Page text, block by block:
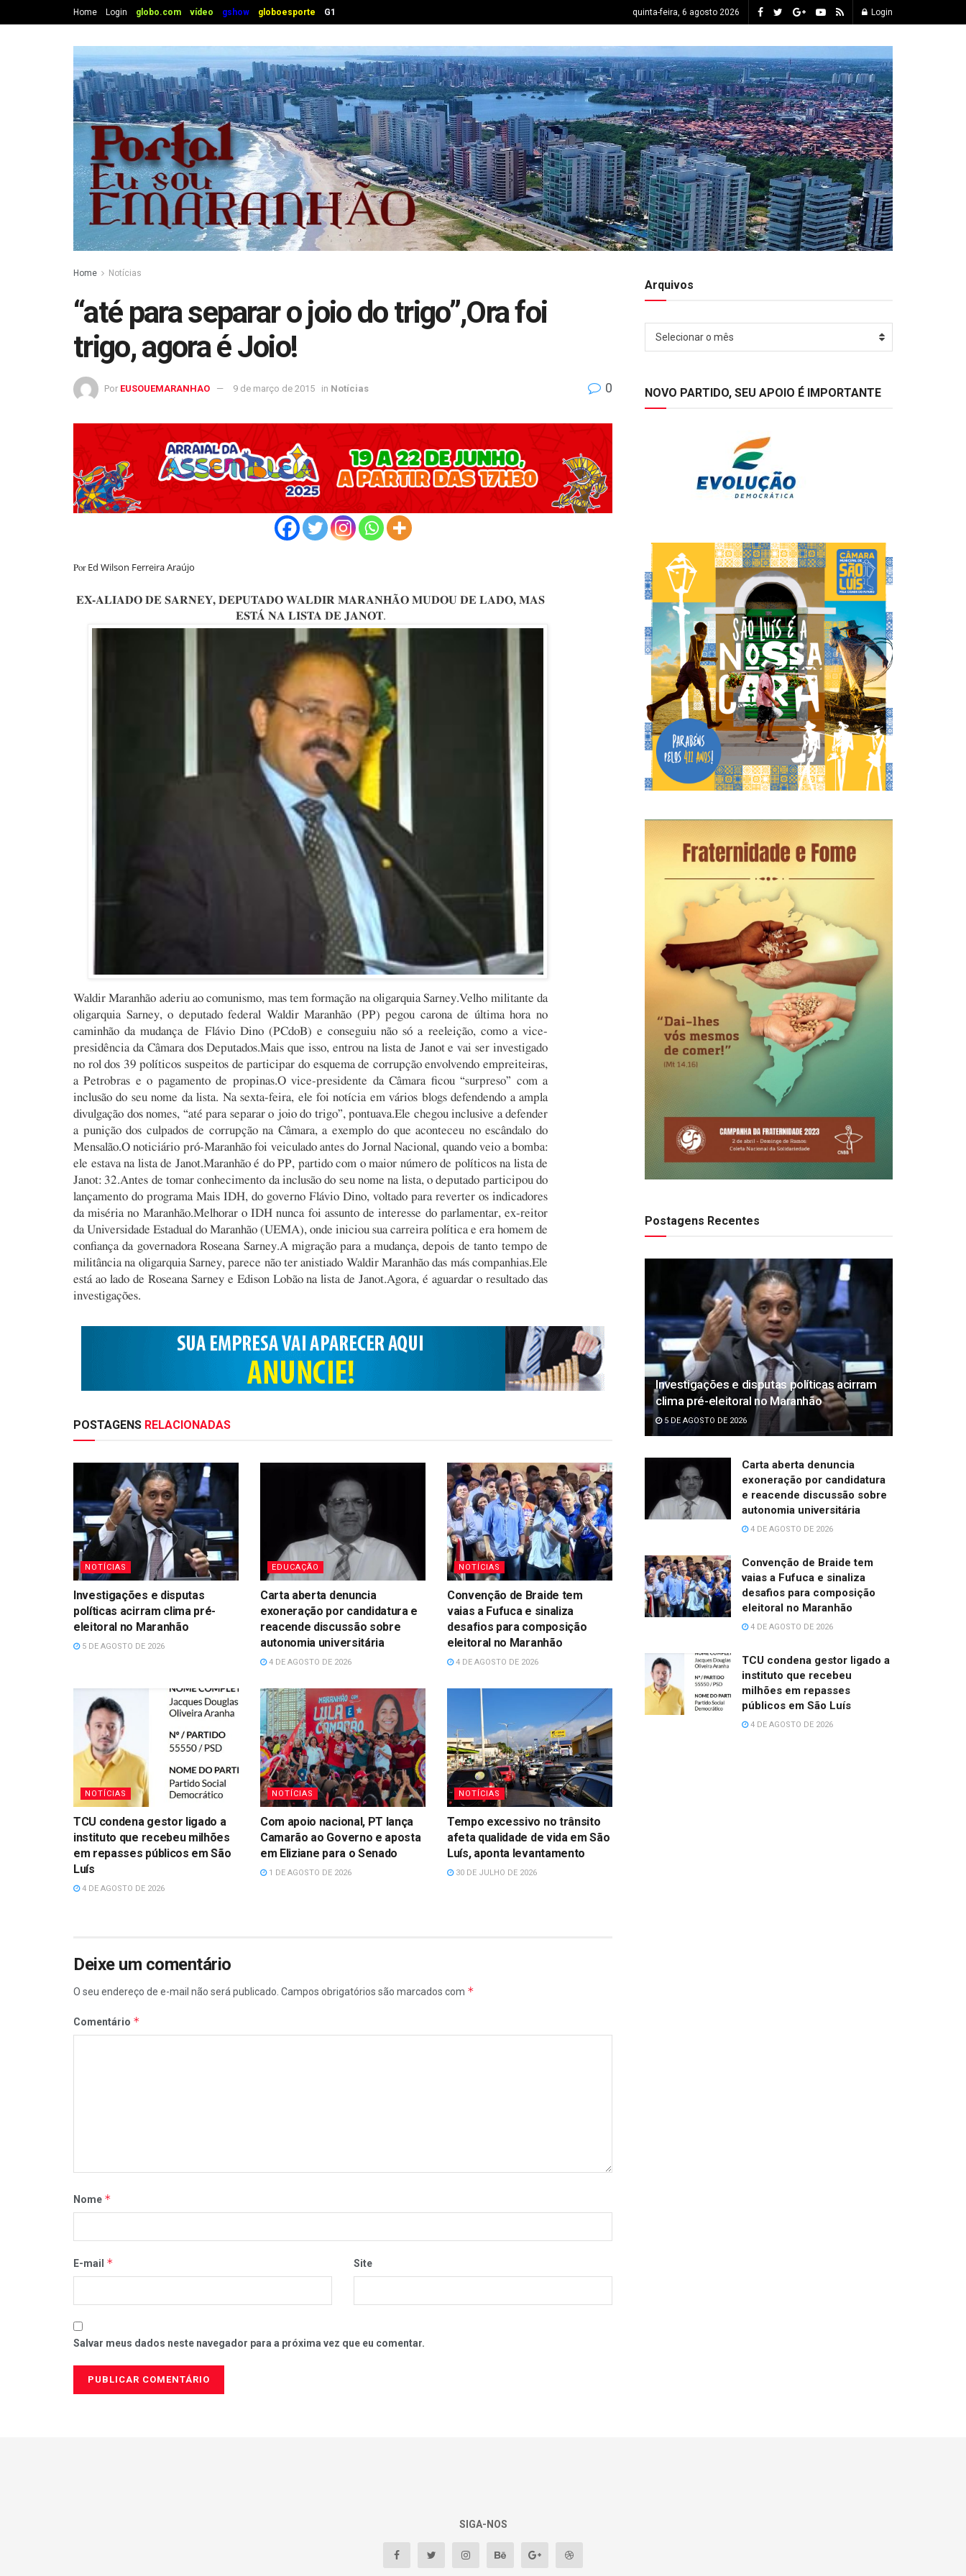
Home Login globo.com vídeo gshow globoesporte G1 quinta-feira, 6 agosto 2026 Login
Home Notícias
“até para separar o joio do trigo”,Ora foi
trigo, agora é Joio!
Por EUSOUEMARANHAO 9 de março de 2015 in Notícias 0
Por Ed Wilson Ferreira Araújo
EX-ALIADO DE SARNEY, DEPUTADO WALDIR MARANHÃO MUDOU DE LADO, MAS
ESTÁ NA LISTA DE JANOT.
Waldir Maranhão aderiu ao comunismo, mas tem formação na oligarquia Sarney.Velho militante da
oligarquia Sarney, o deputado federal Waldir Maranhão (PP) pegou carona de última hora no
caminhão da mudança de Flávio Dino (PCdoB) e conseguiu não só a reeleição, como a vice-
presidência da Câmara dos Deputados.Mais que isso, entrou na lista de Janot e vai ser investigado
no rol dos 39 políticos suspeitos de participar do esquema de corrupção envolvendo empreiteiras,
a Petrobras e o pagamento de propinas.O vice-presidente da Câmara ficou “surpreso” com a
inclusão do seu nome da lista. Na sexta-feira, ele foi notícia em vários blogs defendendo a ampla
divulgação dos nomes, “até para separar o joio do trigo”, pontuava.Ele chegou inclusive a defender
a punição dos culpados de corrupção na Câmara, a exemplo do que aconteceu no escândalo do
Mensalão.O noticiário pró-Maranhão foi veiculado antes do Jornal Nacional, quando veio a bomba:
ele estava na lista de Janot.Maranhão é do PP, partido com o maior número de políticos na lista de
Janot: 32.Antes de tomar conhecimento da inclusão do seu nome na lista, o deputado participou do
lançamento do programa Mais IDH, do governo Flávio Dino, voltado para reverter os indicadores
da miséria no Maranhão.Melhorar o IDH nunca foi assunto de interesse do parlamentar, ex-reitor
da Universidade Estadual do Maranhão (UEMA), onde iniciou sua carreira política e era homem de
confiança da governadora Roseana Sarney.A migração para a mudança, depois de tanto tempo de
militância na oligarquia Sarney, parece não ter anistiado Waldir Maranhão das más companhias.Ele
está ao lado de Roseana Sarney e Edison Lobão na lista de Janot.Agora, é aguardar o resultado das
investigações.
POSTAGENS RELACIONADAS
NOTÍCIAS
Investigações e disputas
políticas acirram clima pré-
eleitoral no Maranhão
5 DE AGOSTO DE 2026
EDUCAÇÃO
Carta aberta denuncia
exoneração por candidatura e
reacende discussão sobre
autonomia universitária
4 DE AGOSTO DE 2026
NOTÍCIAS
Convenção de Braide tem
vaias a Fufuca e sinaliza
desafios para composição
eleitoral no Maranhão
4 DE AGOSTO DE 2026
NOTÍCIAS
TCU condena gestor ligado a
instituto que recebeu milhões
em repasses públicos em São
Luís
4 DE AGOSTO DE 2026
NOTÍCIAS
Com apoio nacional, PT lança
Camarão ao Governo e aposta
em Eliziane para o Senado
1 DE AGOSTO DE 2026
NOTÍCIAS
Tempo excessivo no trânsito
afeta qualidade de vida em São
Luís, aponta levantamento
30 DE JULHO DE 2026
Deixe um comentário
O seu endereço de e-mail não será publicado. Campos obrigatórios são marcados com *
Comentário *
Nome *
E-mail * Site
Salvar meus dados neste navegador para a próxima vez que eu comentar.
Arquivos
Selecionar o mês
NOVO PARTIDO, SEU APOIO É IMPORTANTE
Postagens Recentes
Investigações e disputas políticas acirram
clima pré-eleitoral no Maranhão
5 DE AGOSTO DE 2026
Carta aberta denuncia
exoneração por candidatura
e reacende discussão sobre
autonomia universitária
4 DE AGOSTO DE 2026
Convenção de Braide tem
vaias a Fufuca e sinaliza
desafios para composição
eleitoral no Maranhão
4 DE AGOSTO DE 2026
TCU condena gestor ligado a
instituto que recebeu
milhões em repasses
públicos em São Luís
4 DE AGOSTO DE 2026
SIGA-NOS